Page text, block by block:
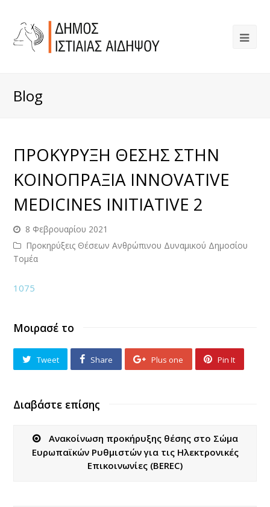
Blog
ΠΡΟΚΥΡΥΞΗ ΘΕΣΗΣ ΣΤΗΝ
ΚΟΙΝΟΠΡΑΞΙΑ INNOVATIVE
MEDICINES INITIATIVE 2
8 Φεβρουαρίου 2021
Προκηρύξεις Θέσεων Ανθρώπινου Δυναμικού Δημοσίου
Τομέα
1075
Μοιρασέ το
Tweet Share Plus one Pin It
Διαβάστε επίσης
Ανακοίνωση προκήρυξης θέσης στο Σώμα
Ευρωπαϊκών Ρυθμιστών για τις Ηλεκτρονικές
Επικοινωνίες (BEREC)